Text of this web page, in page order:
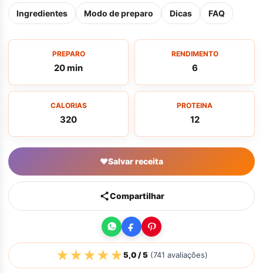
Ingredientes Modo de preparo Dicas FAQ
PREPARO
20 min
RENDIMENTO
6
CALORIAS
320
PROTEINA
12
♥Salvar receita
Compartilhar
★★★★★5,0/ 5(741 avaliações)